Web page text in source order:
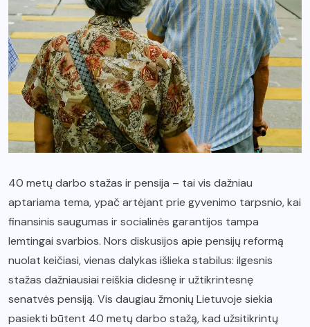
40 metų darbo stažas ir pensija – tai vis dažniau
aptariama tema, ypač artėjant prie gyvenimo tarpsnio, kai
finansinis saugumas ir socialinės garantijos tampa
lemtingai svarbios. Nors diskusijos apie pensijų reformą
nuolat keičiasi, vienas dalykas išlieka stabilus: ilgesnis
stažas dažniausiai reiškia didesnę ir užtikrintesnę
senatvės pensiją. Vis daugiau žmonių Lietuvoje siekia
pasiekti būtent 40 metų darbo stažą, kad užsitikrintų